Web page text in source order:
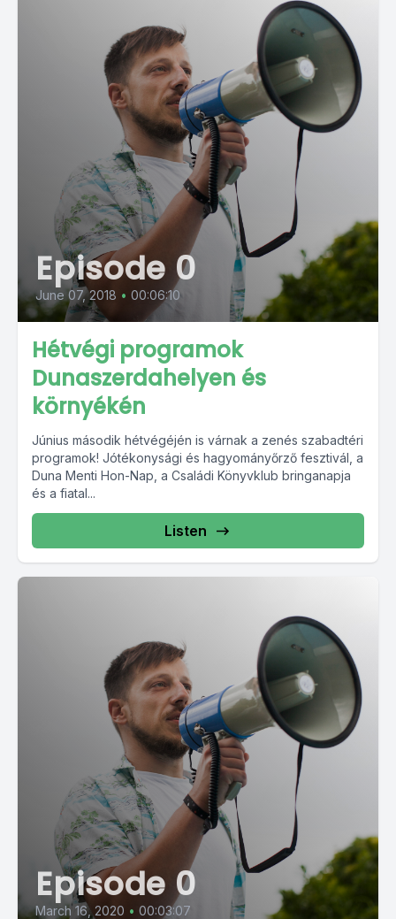
Episode 0
June 07, 2018 • 00:06:10
Hétvégi programok
Dunaszerdahelyen és
környékén
Június második hétvégéjén is várnak a zenés szabadtéri
programok! Jótékonysági és hagyományőrző fesztivál, a
Duna Menti Hon-Nap, a Családi Könyvklub bringanapja
és a fiatal...
Listen
Episode 0
March 16, 2020 • 00:03:07